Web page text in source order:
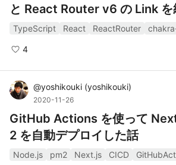
と React Router v6 の Link を
TypeScript React ReactRouter
4
@yoshikouki (yoshikouki)
2020-11-26
GitHub Actions を使って
2 を自動デプロイした話
Node.js pm2 Next.js CICD